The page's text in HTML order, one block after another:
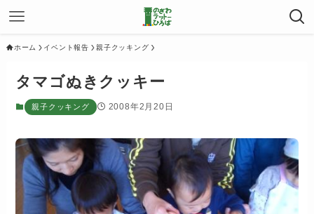
ホーム イベント報告 親子クッキング
タマゴぬきクッキー
親子クッキング 2008年2月20日